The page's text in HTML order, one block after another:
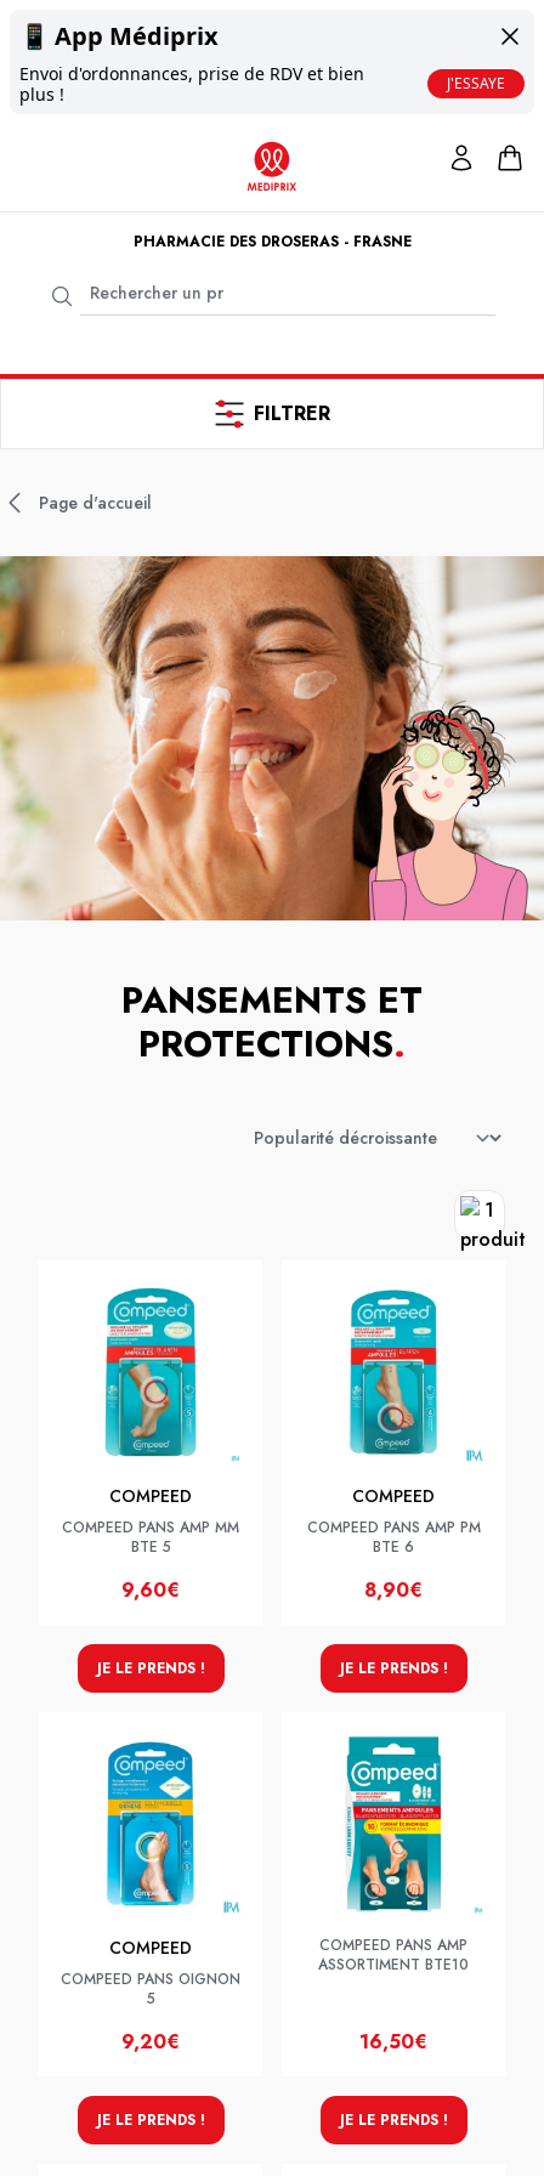
📱 App Médiprix
Envoi d'ordonnances, prise de RDV et bien
plus !
J'ESSAYE
PHARMACIE DES DROSERAS - FRASNE
FILTRER
Page d'accueil
PANSEMENTS ET
PROTECTIONS.
COMPEED
COMPEED PANS AMP MM
BTE 5
9,60€
JE LE PRENDS !
COMPEED
COMPEED PANS AMP PM
BTE 6
8,90€
JE LE PRENDS !
COMPEED
COMPEED PANS OIGNON
5
9,20€
JE LE PRENDS !
COMPEED PANS AMP
ASSORTIMENT BTE10
16,50€
JE LE PRENDS !